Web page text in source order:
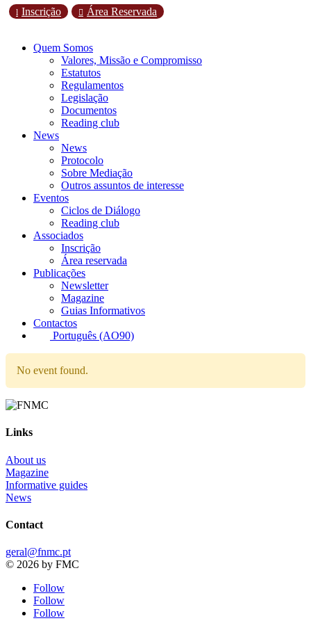
l Inscrição  Área Reservada
Quem Somos
Valores, Missão e Compromisso
Estatutos
Regulamentos
Legislação
Documentos
Reading club
News
News
Protocolo
Sobre Mediação
Outros assuntos de interesse
Eventos
Ciclos de Diálogo
Reading club
Associados
Inscrição
Área reservada
Publicações
Newsletter
Magazine
Guias Informativos
Contactos
Português (AO90)
No event found.
Links
About us
Magazine
Informative guides
News
Contact
geral@fnmc.pt
© 2026 by FMC
Follow
Follow
Follow